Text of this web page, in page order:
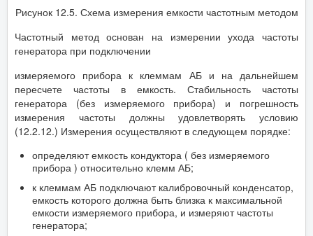
Рисунок 12.5. Схема измерения емкости частотным методом
Частотный метод основан на измерении ухода частоты
генератора при подключении
измеряемого прибора к клеммам АБ и на дальнейшем
пересчете частоты в емкость. Стабильность частоты
генератора (без измеряемого прибора) и погрешность
измерения частоты должны удовлетворять условию
(12.2.12.) Измерения осуществляют в следующем порядке:
определяют емкость кондуктора ( без измеряемого
прибора ) относительно клемм АБ;
к клеммам АБ подключают калибровочный конденсатор,
емкость которого должна быть близка к максимальной
емкости измеряемого прибора, и измеряют частоты
генератора;